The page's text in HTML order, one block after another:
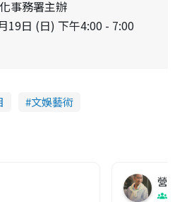
事務署主辦
19日 (日) 下午4:00 - 7:00
文娛藝術
營養